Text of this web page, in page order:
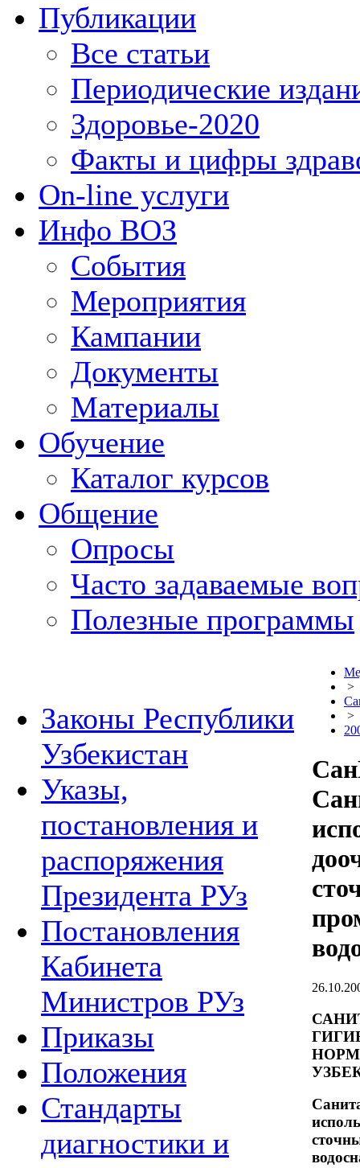
Публикации
Все статьи
Периодические
Здоровье-2020
Факты и цифры
On-line услуги
Инфо ВОЗ
События
Мероприятия
Кампании
Документы
Материалы
Обучение
Каталог курсов
Общение
Опросы
Часто задаваемые
Полезные программы
Законы Республики
Узбекистан
Указы,
постановления и
распоряжения
Президента РУз
Постановления
Кабинета
Министров РУз
Приказы
Положения
Стандарты
диагностики и
>
>